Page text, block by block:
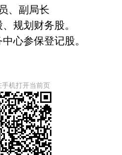
、副局长
规划财务股。
心参保登记股。
机打开当前页